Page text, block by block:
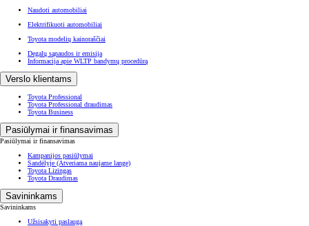
Naudoti automobiliai
Elektrifikuoti automobiliai
Toyota modelių kainoraščiai
Degalų sąnaudos ir emisija
Informacija apie WLTP bandymų procedūrą
Verslo klientams
Toyota Professional
Toyota Professional draudimas
Toyota Business
Pasiūlymai ir finansavimas
Pasiūlymai ir finansavimas
Kampanijos pasiūlymai
Sandėlyje (Atveriama naujame lange)
Toyota Lizingas
Toyota Draudimas
Savininkams
Savininkams
Užsisakyti paslaugą